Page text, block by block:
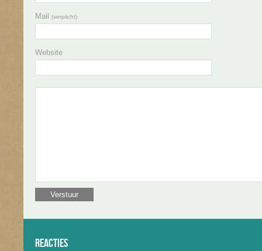
Mail (verplicht)
Website
Reacties